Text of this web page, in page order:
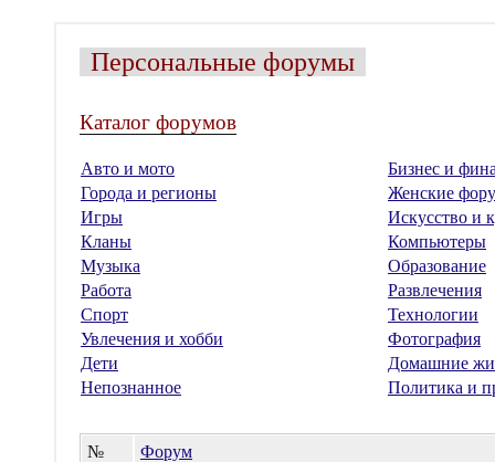
Персональные форумы
Каталог форумов
Авто и мото
Бизнес и
Города и регионы
Женские
Игры
Искусство и
Кланы
Компьютеры
Музыка
Образование
Работа
Развлечения
Спорт
Технологии
Увлечения и хобби
Фотография
Дети
Домашние
Непознанное
Политика и
№
Форум